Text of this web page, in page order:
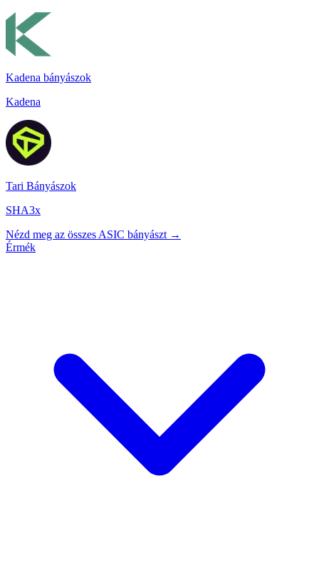
Kadena bányászok
Kadena
Tari Bányászok
SHA3x
Nézd meg az összes ASIC bányászt →
Érmék